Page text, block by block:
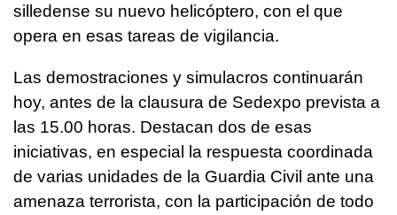
silledense su nuevo helicóptero, con el que
opera en esas tareas de vigilancia.
Las demostraciones y simulacros continuarán
hoy, antes de la clausura de Sedexpo prevista a
las 15.00 horas. Destacan dos de esas
iniciativas, en especial la respuesta coordinada
de varias unidades de la Guardia Civil ante una
amenaza terrorista, con la participación de todo